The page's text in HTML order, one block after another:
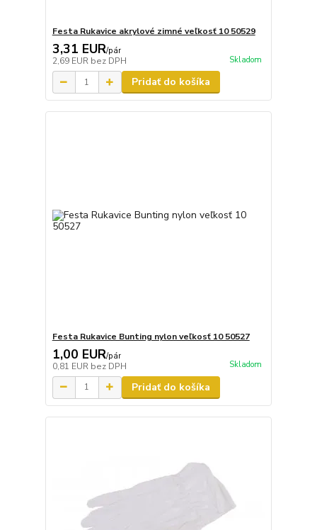
Festa Rukavice akrylové zimné veľkosť 10 50529
3,31 EUR/pár
2,69 EUR bez DPH Skladom
Pridať do košíka
Festa Rukavice Bunting nylon veľkosť 10 50527
1,00 EUR/pár
0,81 EUR bez DPH Skladom
Pridať do košíka